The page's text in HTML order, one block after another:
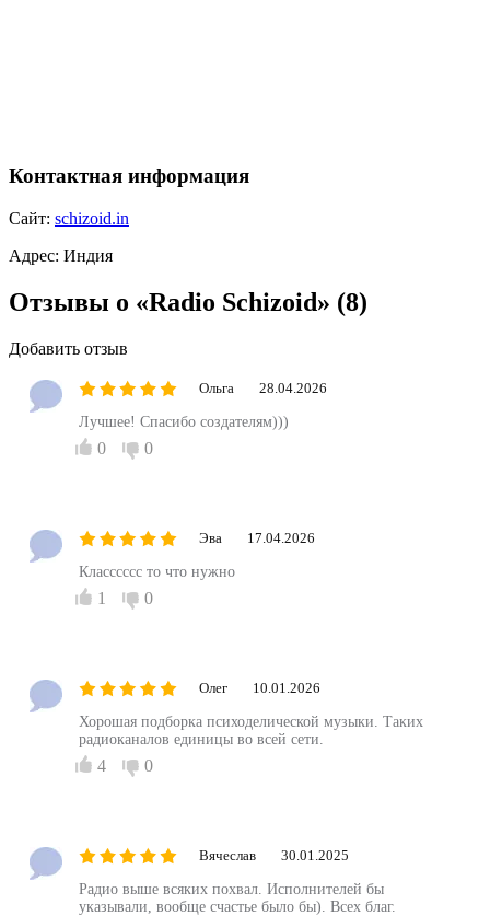
Контактная информация
Сайт: schizoid.in
Адрес: Индия
Отзывы о «Radio Schizoid» (8)
Добавить отзыв
Ольга 28.04.2026
Лучшее! Спасибо создателям)))
0 0
Эва 17.04.2026
Класссссс то что нужно
1 0
Олег 10.01.2026
Хорошая подборка психоделической музыки. Таких
радиоканалов единицы во всей сети.
4 0
Вячеслав 30.01.2025
Радио выше всяких похвал. Исполнителей бы
указывали, вообще счастье было бы). Всех благ.